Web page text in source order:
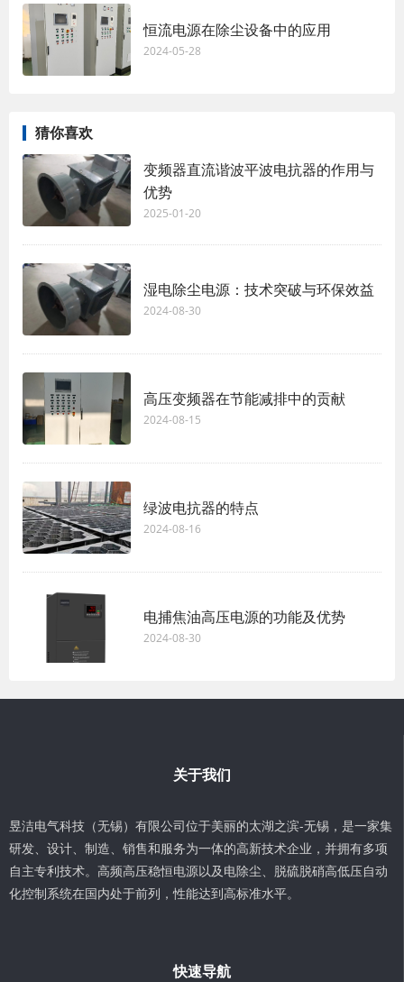
恒流电源在除尘设备中的应用
2024-05-28
猜你喜欢
变频器直流谐波平波电抗器的作用与
优势
2025-01-20
湿电除尘电源：技术突破与环保效益
2024-08-30
高压变频器在节能减排中的贡献
2024-08-15
绿波电抗器的特点
2024-08-16
电捕焦油高压电源的功能及优势
2024-08-30
关于我们
昱洁电气科技（无锡）有限公司位于美丽的太湖之滨-无锡，是一家集
研发、设计、制造、销售和服务为一体的高新技术企业，并拥有多项
自主专利技术。高频高压稳恒电源以及电除尘、脱硫脱硝高低压自动
化控制系统在国内处于前列，性能达到高标准水平。
快速导航